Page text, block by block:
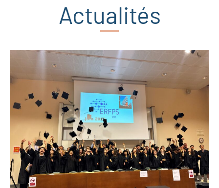
Actualités